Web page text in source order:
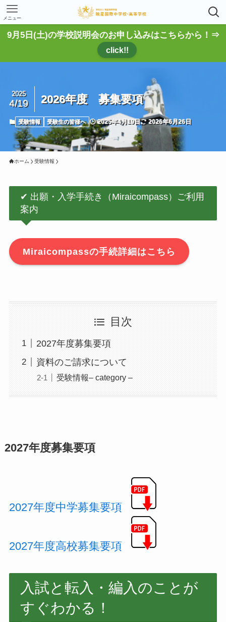
メニュー
9月5日(土)の学校説明会のお申し込みはこちらから！⇒
click!!
2026年度 募集要項
2025
4/19
受験情報 受験生の皆様へ 2025年4月19日 2026年6月26日
ホーム 受験情報
✔ 出願・入学手続き（Miraicompass）ご利用
案内
Miraicompassの手続詳細はこちら
目次
2027年度募集要項
資料のご請求について
受験情報– category –
2027年度募集要項
2027年度中学募集要項
2027年度高校募集要項
入試と転入・編入のことが
すぐわかる！